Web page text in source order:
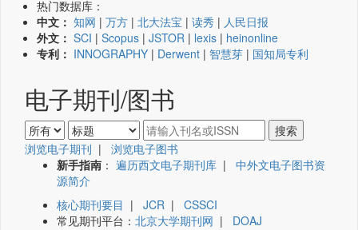
热门数据库：
中文： 知网 | 万方 | 北大法宝 | 读秀 | 人民日报
外文： SCI | Scopus | JSTOR | lexis | heinonline
专利： INNOGRAPHY | Derwent | 智慧芽 | 国知局专利
电子期刊/图书
浏览电子期刊 | 浏览电子图书
新手指南 ： 遍历西文电子期刊库 | 中外文电子图书资
源简介
核心期刊要目 | JCR | CSSCI
常见期刊平台： 北京大学期刊网 | DOAJ